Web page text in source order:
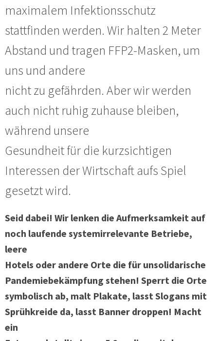
maximalem Infektionsschutz
stattfinden werden. Wir halten 2 Meter
Abstand und tragen FFP2-Masken, um
uns und andere
nicht zu gefährden. Aber wir werden
auch nicht ruhig zuhause bleiben,
während unsere
Gesundheit für die kurzsichtigen
Interessen der Wirtschaft aufs Spiel
gesetzt wird.
Seid dabei! Wir lenken die Aufmerksamkeit auf
noch laufende systemirrelevante Betriebe,
leere
Hotels oder andere Orte die für unsolidarische
Pandemiebekämpfung stehen! Sperrt die Orte
symbolisch ab, malt Plakate, lasst Slogans mit
Sprühkreide da, lasst Banner droppen! Macht
ein